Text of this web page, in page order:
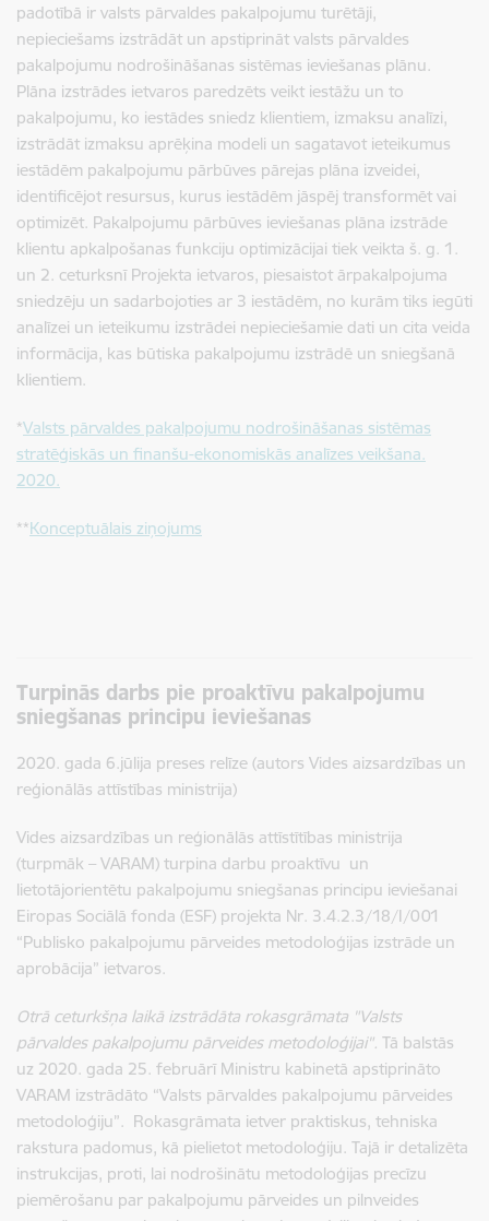
padotībā ir valsts pārvaldes pakalpojumu turētāji,
nepieciešams izstrādāt un apstiprināt valsts pārvaldes
pakalpojumu nodrošināšanas sistēmas ieviešanas plānu.
Plāna izstrādes ietvaros paredzēts veikt iestāžu un to
pakalpojumu, ko iestādes sniedz klientiem, izmaksu analīzi,
izstrādāt izmaksu aprēķina modeli un sagatavot ieteikumus
iestādēm pakalpojumu pārbūves pārejas plāna izveidei,
identificējot resursus, kurus iestādēm jāspēj transformēt vai
optimizēt. Pakalpojumu pārbūves ieviešanas plāna izstrāde
klientu apkalpošanas funkciju optimizācijai tiek veikta š. g. 1.
un 2. ceturksnī Projekta ietvaros, piesaistot ārpakalpojuma
sniedzēju un sadarbojoties ar 3 iestādēm, no kurām tiks iegūti
analīzei un ieteikumu izstrādei nepieciešamie dati un cita veida
informācija, kas būtiska pakalpojumu izstrādē un sniegšanā
klientiem.
*Valsts pārvaldes pakalpojumu nodrošināšanas sistēmas
stratēģiskās un finanšu-ekonomiskās analīzes veikšana.
2020.
**Konceptuālais ziņojums
Turpinās darbs pie proaktīvu pakalpojumu
sniegšanas principu ieviešanas
2020. gada 6.jūlija preses relīze (autors Vides aizsardzības un
reģionālās attīstības ministrija)
Vides aizsardzības un reģionālās attīstītības ministrija
(turpmāk – VARAM) turpina darbu proaktīvu un
lietotājorientētu pakalpojumu sniegšanas principu ieviešanai
Eiropas Sociālā fonda (ESF) projekta Nr. 3.4.2.3/18/I/001
“Publisko pakalpojumu pārveides metodoloģijas izstrāde un
aprobācija” ietvaros.
Otrā ceturkšņa laikā izstrādāta rokasgrāmata "Valsts
pārvaldes pakalpojumu pārveides metodoloģijai". Tā balstās
uz 2020. gada 25. februārī Ministru kabinetā apstiprināto
VARAM izstrādāto “Valsts pārvaldes pakalpojumu pārveides
metodoloģiju”. Rokasgrāmata ietver praktiskus, tehniska
rakstura padomus, kā pielietot metodoloģiju. Tajā ir detalizēta
instrukcijas, proti, lai nodrošinātu metodoloģijas precīzu
piemērošanu par pakalpojumu pārveides un pilnveides